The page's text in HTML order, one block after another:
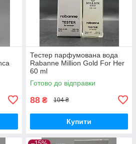
Тестер парфумована вода
Rabanne Million Gold For Her
60 ml
Готово до відправки
88 ₴ 104 ₴
Купити